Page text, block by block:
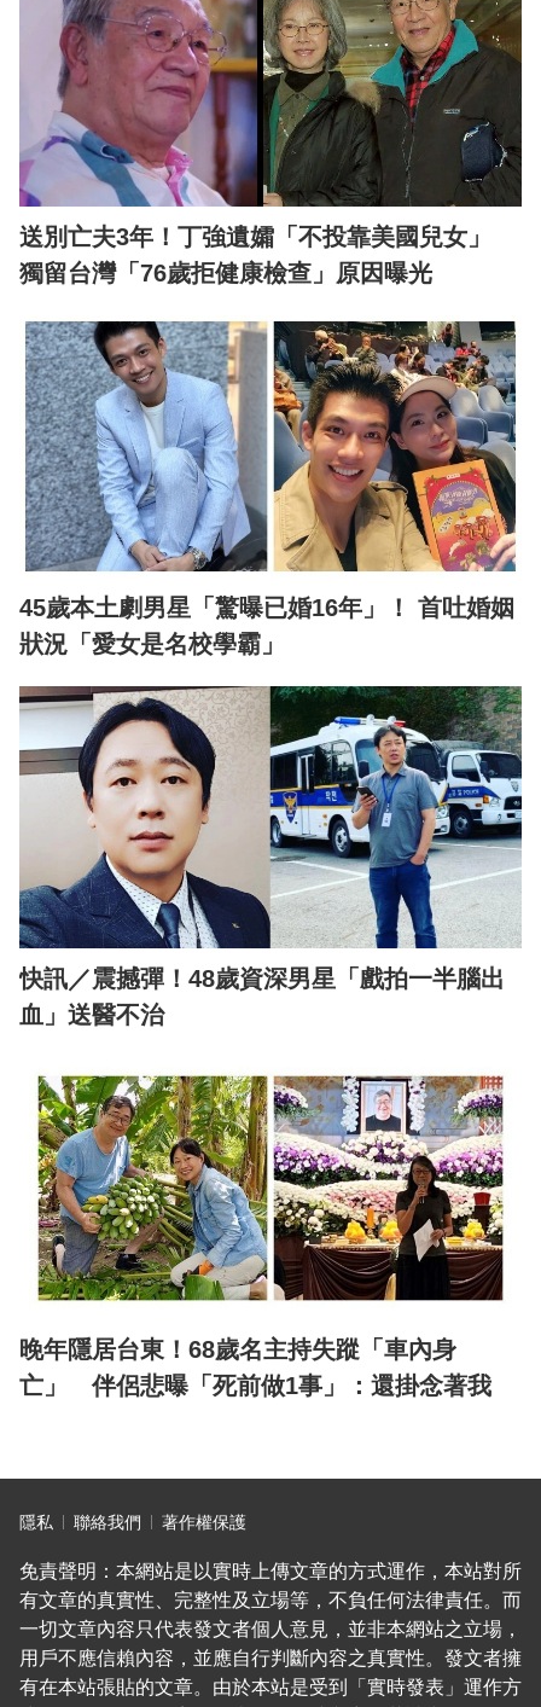
送別亡夫3年！丁強遺孀「不投靠美國兒女」
獨留台灣「76歲拒健康檢查」原因曝光
45歲本土劇男星「驚曝已婚16年」！ 首吐婚姻
狀況「愛女是名校學霸」
快訊／震撼彈！48歲資深男星「戲拍一半腦出
血」送醫不治
晚年隱居台東！68歲名主持失蹤「車內身
亡」 伴侶悲曝「死前做1事」：還掛念著我
隱私 聯絡我們 著作權保護
免責聲明：本網站是以實時上傳文章的方式運作，本站對所
有文章的真實性、完整性及立場等，不負任何法律責任。而
一切文章內容只代表發文者個人意見，並非本網站之立場，
用戶不應信賴內容，並應自行判斷內容之真實性。發文者擁
有在本站張貼的文章。由於本站是受到「實時發表」運作方